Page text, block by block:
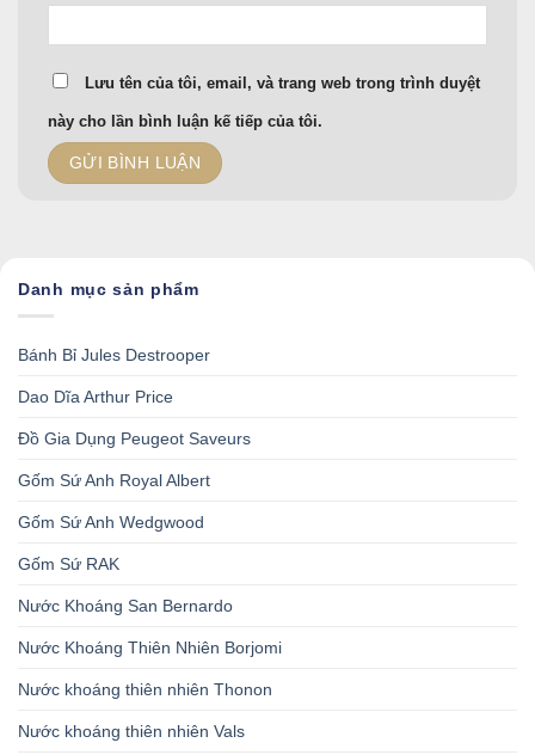
Lưu tên của tôi, email, và trang web trong trình duyệt
này cho lần bình luận kế tiếp của tôi.
Danh mục sản phẩm
Bánh Bỉ Jules Destrooper
Dao Dĩa Arthur Price
Đồ Gia Dụng Peugeot Saveurs
Gốm Sứ Anh Royal Albert
Gốm Sứ Anh Wedgwood
Gốm Sứ RAK
Nước Khoáng San Bernardo
Nước Khoáng Thiên Nhiên Borjomi
Nước khoáng thiên nhiên Thonon
Nước khoáng thiên nhiên Vals